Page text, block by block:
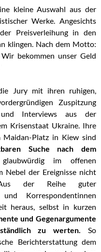
kleine Auswahl aus der
Werke. Angesichts
Preisverleihung in den
klingen. Nach dem Motto:
bekommen unser Geld
Jury mit ihren ruhigen,
Zuspitzung
und Interviews aus der
Krisenstaat Ukraine. Ihre
Maidan-Platz in Kiew sind
Suche nach dem
im offenen
Nebel der Ereignisse nicht
der Reihe guter
und Korrespondentinnen
heraus, selbst in kurzen
und Gegenargumente
zu werten. So
Berichterstattung dem